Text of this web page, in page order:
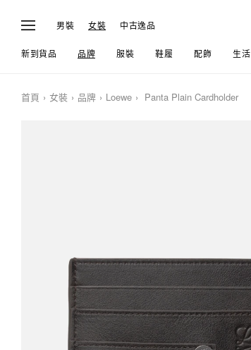
男裝 女裝 中古逸品
新到貨品 品牌 服裝 鞋履 配飾 生活
首頁 女裝 品牌 Loewe Panta Plain Cardholder